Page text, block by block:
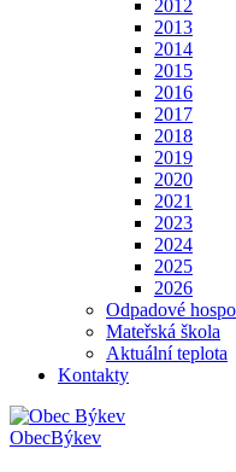
2012
2013
2014
2015
2016
2017
2018
2019
2020
2021
2023
2024
2025
2026
Odpadové
Mateřská škola
Aktuální teplota
Kontakty
ObecBýkev